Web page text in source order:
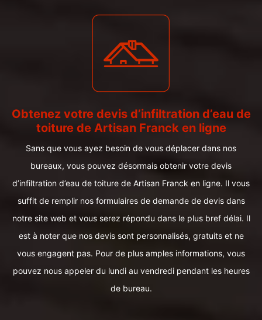
Obtenez votre devis d’infiltration d’eau de
toiture de Artisan Franck en ligne
Sans que vous ayez besoin de vous déplacer dans nos
bureaux, vous pouvez désormais obtenir votre devis
d’infiltration d’eau de toiture de Artisan Franck en ligne. Il vous
suffit de remplir nos formulaires de demande de devis dans
notre site web et vous serez répondu dans le plus bref délai. Il
est à noter que nos devis sont personnalisés, gratuits et ne
vous engagent pas. Pour de plus amples informations, vous
pouvez nous appeler du lundi au vendredi pendant les heures
de bureau.